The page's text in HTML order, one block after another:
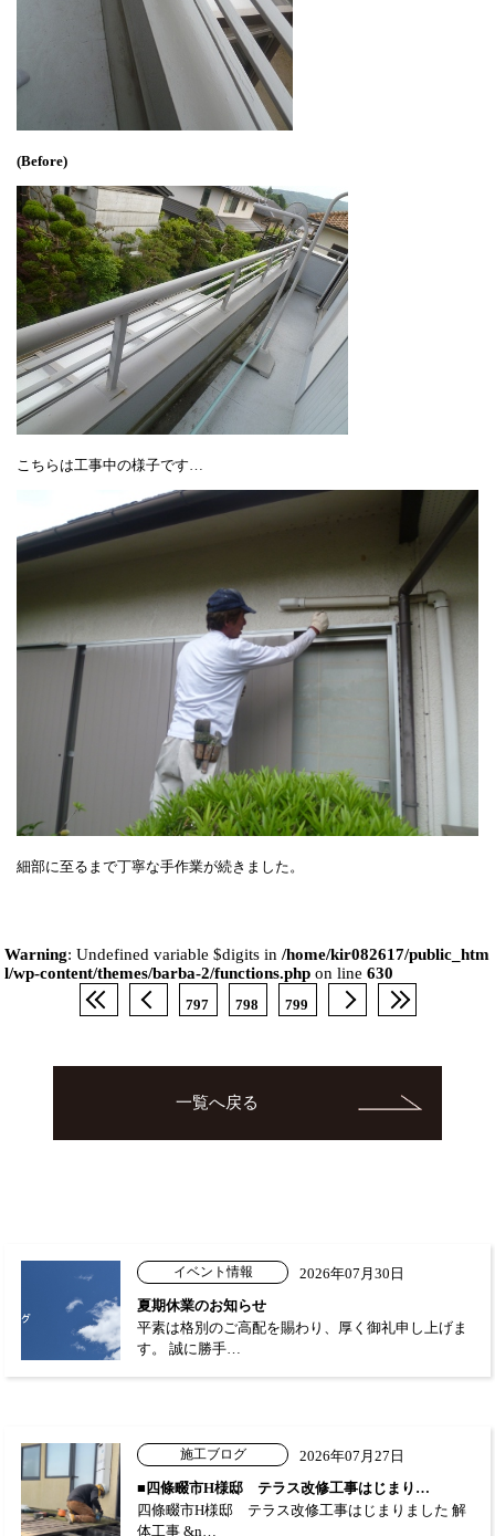
(Before)
こちらは工事中の様子です…
細部に至るまで丁寧な手作業が続きました。
Warning: Undefined variable $digits in/home/kir082617/public_htm
l/wp-content/themes/barba-2/functions.php on line630
797 798 799
一覧へ戻る
イベント情報
2026年07月30日
夏期休業のお知らせ
平素は格別のご高配を賜わり、厚く御礼申し上げま
す。 誠に勝手…
施工ブログ
2026年07月27日
■四條畷市H様邸 テラス改修工事はじまり…
四條畷市H様邸 テラス改修工事はじまりました 解
体工事 &n…